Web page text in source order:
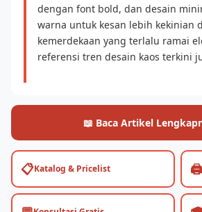
dengan font bold, dan desain
warna untuk kesan lebih kekinian
kemerdekaan yang terlalu ramai
referensi tren desain kaos terkini
📖 Baca Artikel
📋Katalog & Pricelist 🖨️